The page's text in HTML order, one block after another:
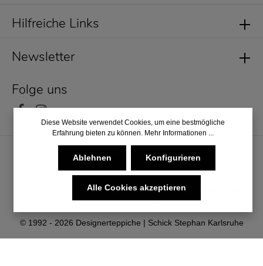
Newsletter
Folge uns
Hilfreiche Links
© 1992 - 2026 Designerteppiche | Schick Stephan Karlsruhe
* Alle Preise inkl. gesetzl. Mehrwertsteuer zzgl.
und ggf. Nachnahmegebühren, wenn nicht anders angegeben.
Diese Website verwendet Cookies, um eine bestmögliche
Erfahrung bieten zu können. Mehr Informationen ...
Ablehnen Konfigurieren
Alle Cookies akzeptieren